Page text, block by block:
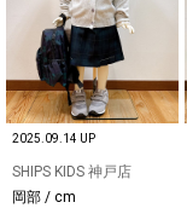
2025.09.14 UP
SHIPS KIDS 神戸店
岡部 / cm